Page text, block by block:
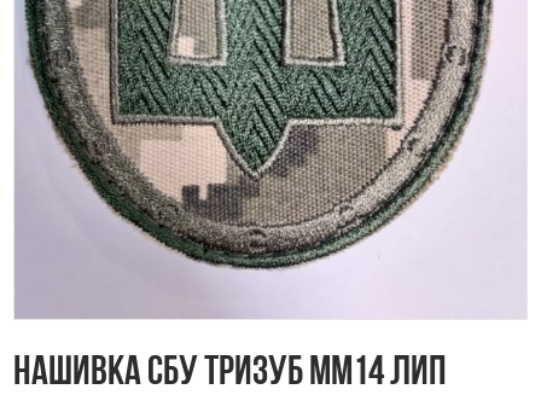
Нашивка СБУ Тризуб ММ14 лип